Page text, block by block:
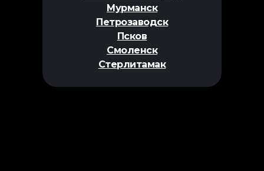
Мурманск
Петрозаводск
Псков
Смоленск
Стерлитамак